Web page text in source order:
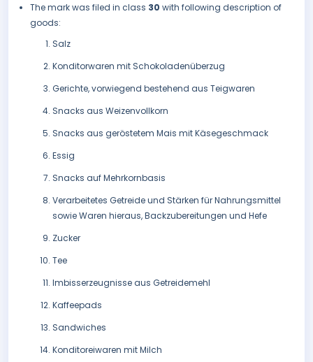
The mark was filed in class 30 with following description of
goods:
Salz
Konditorwaren mit Schokoladenüberzug
Gerichte, vorwiegend bestehend aus Teigwaren
Snacks aus Weizenvollkorn
Snacks aus geröstetem Mais mit Käsegeschmack
Essig
Snacks auf Mehrkornbasis
Verarbeitetes Getreide und Stärken für Nahrungsmittel
sowie Waren hieraus, Backzubereitungen und Hefe
Zucker
Tee
Imbisserzeugnisse aus Getreidemehl
Kaffeepads
Sandwiches
Konditoreiwaren mit Milch